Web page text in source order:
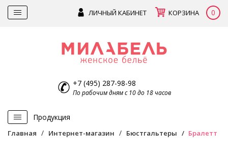
ЛИЧНЫЙ КАБИНЕТ КОРЗИНА 0
+7 (495) 287-98-98
По рабочим дням с 10 до 18 часов
Продукция
Главная Интернет-магазин Бюстгальтеры Бралетт